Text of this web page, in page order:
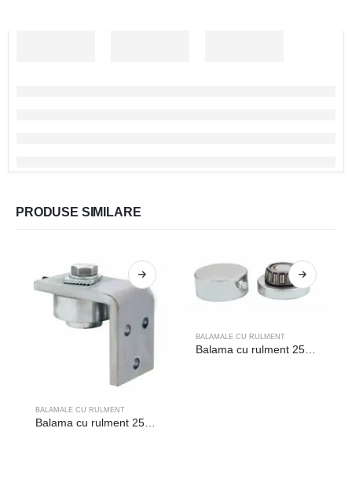
PRODUSE SIMILARE
BALAMALE CU RULMENT
BALAMALE CU RULMENT